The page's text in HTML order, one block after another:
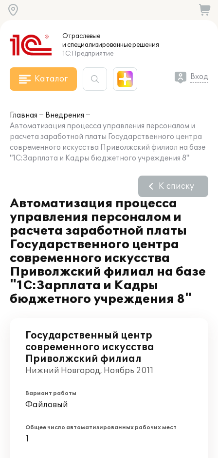
Отраслевые
и специализированныерешения
1С:Предприятие
Каталог Вход
Главная
Внедрения
Автоматизация процесса управления персоналом и
расчета заработной платы Государственного центра
современного искусства Приволжский филиал на базе
"1С:Зарплата и Кадры бюджетного учреждения 8"
Автоматизация процесса
управления персоналом и
расчета заработной платы
Государственного центра
современного искусства
Приволжский филиал на базе
"1С:Зарплата и Кадры
бюджетного учреждения 8"
К списку
Государственный центр
современного искусства
Приволжский филиал
Нижний Новгород, Ноябрь 2011
Вариант работы
Файловый
Общее число автоматизированных рабочих мест
1